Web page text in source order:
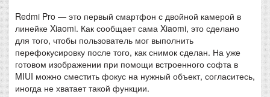
Redmi Pro — это первый смартфон с двойной камерой в
линейке Xiaomi. Как сообщает сама Xiaomi, это сделано
для того, чтобы пользователь мог выполнить
перефокусировку после того, как снимок сделан. На уже
готовом изображении при помощи встроенного софта в
MIUI можно сместить фокус на нужный объект, согласитесь,
иногда не хватает такой функции.